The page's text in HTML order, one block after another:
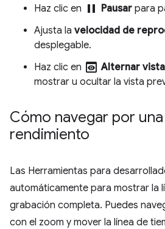
Haz clic en pause Pausar para
Ajusta la velocidad de
desplegable.
Haz clic en preview Alternar
mostrar u ocultar la vista
Cómo navegar por
rendimiento
Las Herramientas para
automáticamente para mostrar la
grabación completa. Puedes
con el zoom y mover la línea de